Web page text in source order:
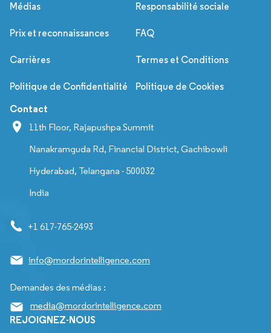
Médias Responsabilité sociale
Prix et reconnaissances FAQ
Carrières Termes et Conditions
Politique de Confidentialité Politique de Cookies
Contact
11th Floor, Rajapushpa Summit
Nanakramguda Rd, Financial District, Gachibowli
Hyderabad, Telangana - 500032
India
+1 617-765-2493
info@mordorintelligence.com
Demandes des médias :
media@mordorintelligence.com
REJOIGNEZ-NOUS